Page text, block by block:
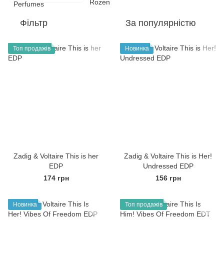
Фільтр За популярністю
Топ продажів
Zadig & Voltaire This is her
EDP
174 грн
Новинка
Zadig & Voltaire This is Her!
Undressed EDP
156 грн
Новинка Топ продажів